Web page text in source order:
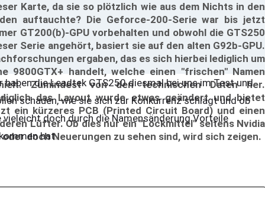
Karte, da sie so plötzlich wie aus dem Nichts in den
auftauchte? Die Geforce-200-Serie war bis jetzt
GT200(b)-GPU vorbehalten und obwohl die GTS250
Serie angehört, basiert sie auf den alten G92b-GPU.
ergaben, das es sich hierbei lediglich um
9800GTX+ handelt, welche einen "frischen" Namen
Zumindest von den technischen Daten her.
das Layout wurde etwas geändert und bietet
ein kürzeres PCB (Printed Circuit Board) und einen
Lüfter. Ob dies nur ein "Lockmittel" seitens Nvidia
doch Neuerungen zu sehen sind, wird sich zeigen.
haben die Leadtek GTS250 diesmal bei uns im Test und
schauen, wie sie sich zur Konkurrenz schlägt und ob
vieleicht doch durch die Namensänderung Vorteile
hat.